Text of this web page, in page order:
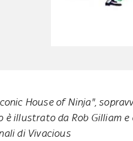
House of Ninja",
è illustrato da Rob Gilliam
di Vivacious